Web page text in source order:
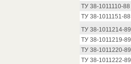
ТУ 38-1011110-88
ТУ 38-1011151-88
ТУ 38-1011214-89
ТУ 38-1011219-89
ТУ 38-1011220-89
ТУ 38-1011222-89